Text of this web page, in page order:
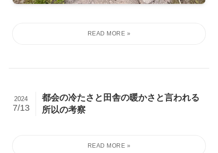
都会の冷たさと田舎の暖かさと言われる
所以の考察
2024
7/13